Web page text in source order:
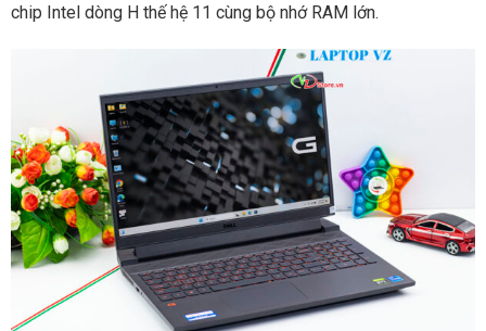
chip Intel dòng H thế hệ 11 cùng bộ nhớ RAM lớn.